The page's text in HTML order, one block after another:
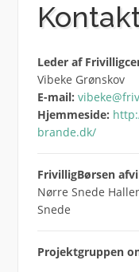
Leder af
Vibeke Grønskov
E-mail:
Hjemmeside:
brande.dk/
FrivilligBørsen
Nørre Snede
Snede
Projektgruppen